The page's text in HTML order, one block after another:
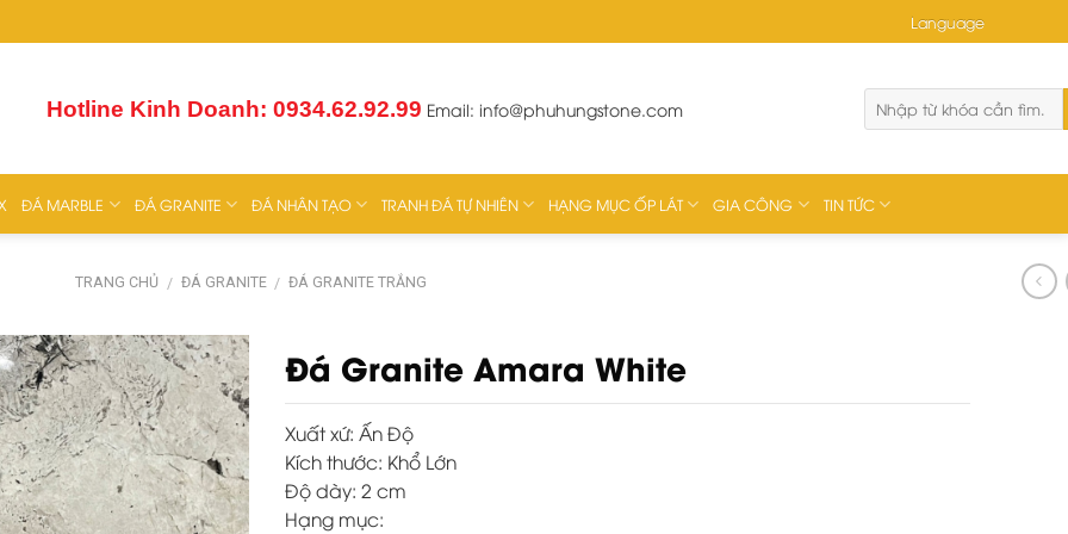
Hotline Kinh Doanh: 0934.62.92.99 Email: info@phuhungstone.com
ĐÁ MARBLE ĐÁ GRANITE ĐÁ NHÂN TẠO TRANH ĐÁ TỰ NHIÊN HẠNG MỤC ỐP LÁT GIA CÔNG TIN TỨC
TRANG CHỦ / ĐÁ GRANITE / ĐÁ GRANITE TRẮNG
Đá Granite Amara White
Xuất xứ: Ấn Độ
Kích thước: Khổ Lớn
Độ dày: 2 cm
Hạng mục:
Language